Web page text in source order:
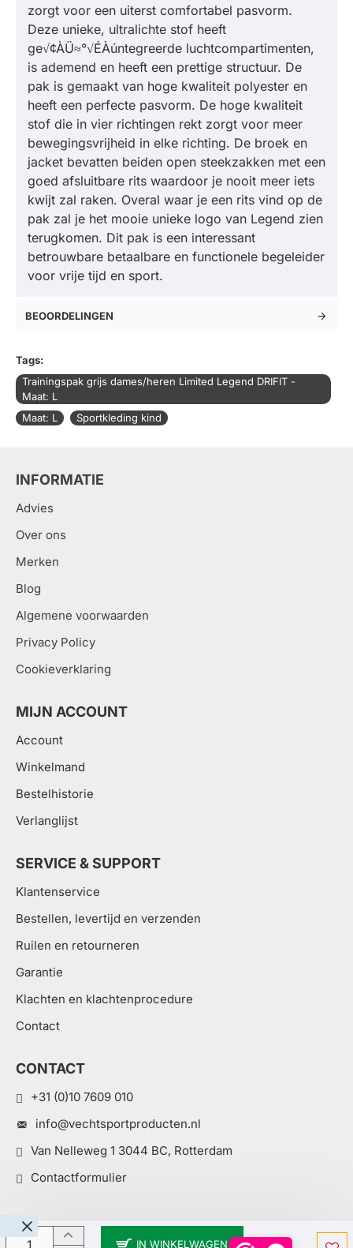
IN WINKELWAGEN
zorgt voor een uiterst comfortabel pasvorm.
Deze unieke, ultralichte stof heeft
ge√¢ÀÜ≈°√ÉÀúntegreerde luchtcompartimenten,
is ademend en heeft een prettige structuur. De
pak is gemaakt van hoge kwaliteit polyester en
heeft een perfecte pasvorm. De hoge kwaliteit
stof die in vier richtingen rekt zorgt voor meer
bewegingsvrijheid in elke richting. De broek en
jacket bevatten beiden open steekzakken met een
goed afsluitbare rits waardoor je nooit meer iets
kwijt zal raken. Overal waar je een rits vind op de
pak zal je het mooie unieke logo van Legend zien
terugkomen. Dit pak is een interessant
betrouwbare betaalbare en functionele begeleider
voor vrije tijd en sport.
BEOORDELINGEN
Tags:
Trainingspak grijs dames/heren Limited Legend DRIFIT -
Maat: L
Maat: L
Sportkleding kind
INFORMATIE
Advies
Over ons
Merken
Blog
Algemene voorwaarden
Privacy Policy
Cookieverklaring
MIJN ACCOUNT
Account
Winkelmand
Bestelhistorie
Verlanglijst
SERVICE & SUPPORT
Klantenservice
Bestellen, levertijd en verzenden
Ruilen en retourneren
Garantie
Klachten en klachtenprocedure
Contact
CONTACT
+31 (0)10 7609 010
info@vechtsportproducten.nl
Van Nelleweg 1 3044 BC, Rotterdam
Contactformulier